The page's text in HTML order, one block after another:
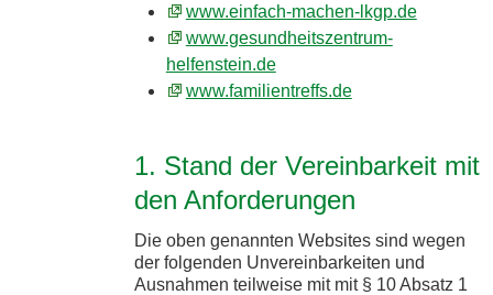
www.einfach-machen-lkgp.de
www.gesundheitszentrum-
helfenstein.de
www.familientreffs.de
1. Stand der Vereinbarkeit mit
den Anforderungen
Die oben genannten Websites sind wegen
der folgenden Unvereinbarkeiten und
Ausnahmen teilweise mit mit § 10 Absatz 1